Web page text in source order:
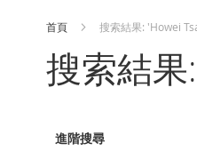
首頁 搜索結果: 'Howei
搜索結果
進階搜尋